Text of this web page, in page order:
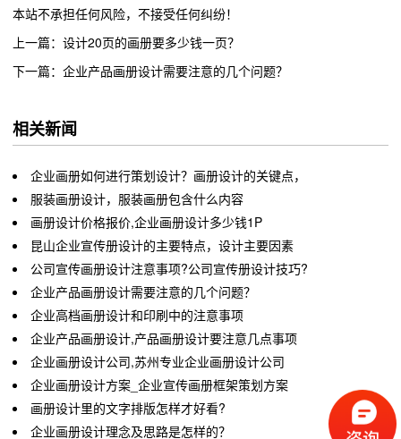
本站不承担任何风险，不接受任何纠纷！
上一篇：设计20页的画册要多少钱一页？
下一篇：企业产品画册设计需要注意的几个问题？
相关新闻
企业画册如何进行策划设计？画册设计的关键点，
服装画册设计，服装画册包含什么内容
画册设计价格报价,企业画册设计多少钱1P
昆山企业宣传册设计的主要特点，设计主要因素
公司宣传画册设计注意事项?公司宣传册设计技巧?
企业产品画册设计需要注意的几个问题？
企业高档画册设计和印刷中的注意事项
企业产品画册设计,产品画册设计要注意几点事项
企业画册设计公司,苏州专业企业画册设计公司
企业画册设计方案_企业宣传画册框架策划方案
画册设计里的文字排版怎样才好看?
企业画册设计理念及思路是怎样的？